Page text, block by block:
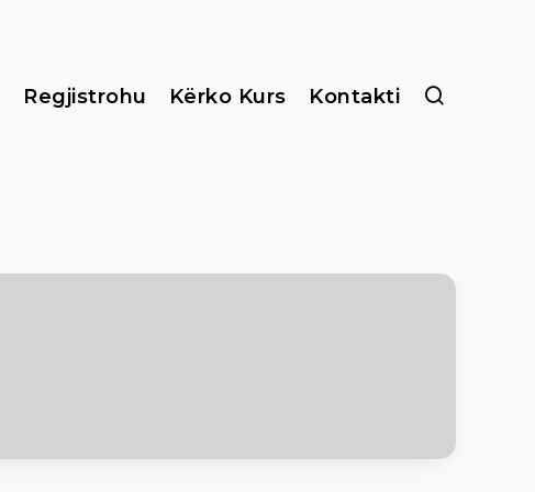
Regjistrohu Kërko Kurs Kontakti